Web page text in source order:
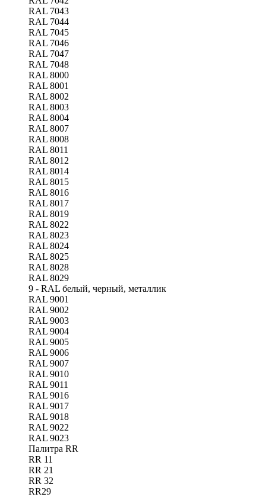
RAL 7043
RAL 7044
RAL 7045
RAL 7046
RAL 7047
RAL 7048
RAL 8000
RAL 8001
RAL 8002
RAL 8003
RAL 8004
RAL 8007
RAL 8008
RAL 8011
RAL 8012
RAL 8014
RAL 8015
RAL 8016
RAL 8017
RAL 8019
RAL 8022
RAL 8023
RAL 8024
RAL 8025
RAL 8028
RAL 8029
9 - RAL белый, черный, металлик
RAL 9001
RAL 9002
RAL 9003
RAL 9004
RAL 9005
RAL 9006
RAL 9007
RAL 9010
RAL 9011
RAL 9016
RAL 9017
RAL 9018
RAL 9022
RAL 9023
Палитра RR
RR 11
RR 21
RR 32
RR29